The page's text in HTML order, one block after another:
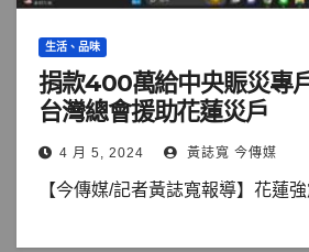
生活、品味
捐款400萬給中央賑災專
台灣總會援助花蓮災戶
4 月 5, 2024 黃誌寬 今傳媒
【今傳媒/記者黃誌寬報導】花蓮